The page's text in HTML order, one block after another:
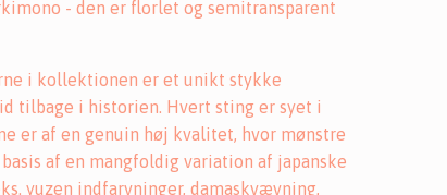
- den er florlet og semitransparent
i kollektionen er et unikt stykke
tilbage i historien. Hvert sting er syet i
er af en genuin høj kvalitet, hvor mønstre
af en mangfoldig variation af japanske
yuzen indfarvninger, damaskvævning,